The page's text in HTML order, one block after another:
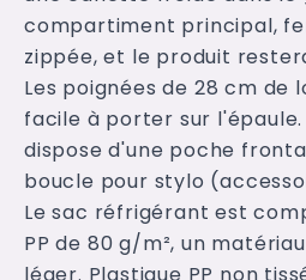
compartiment principal,
zippée, et le produit
Les poignées de 28 cm de
facile à porter sur
dispose d'une poche
boucle pour stylo
Le sac réfrigérant est
PP de 80 g/m², un